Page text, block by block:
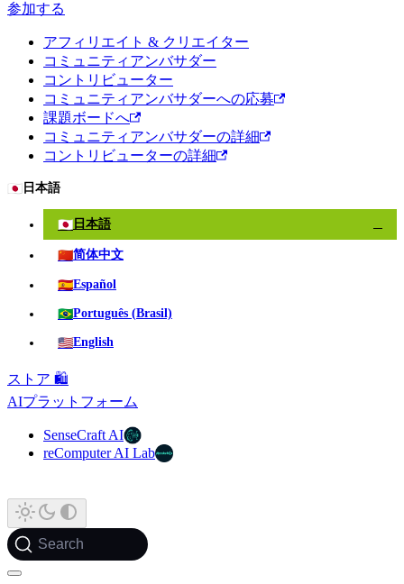
参加する
アフィリエイト & クリエイター
コミュニティアンバサダー
コントリビューター
コミュニティアンバサダーへの応募
課題ボードへ
コミュニティアンバサダーの詳細
コントリビューターの詳細
🇯🇵 日本語
🇯🇵 日本語
🇨🇳简体中文
🇪🇸Español
🇧🇷Português (Brasil)
🇺🇸English
ストア 🛍️
AIプラットフォーム
SenseCraft AI
reComputer AI Lab
Search